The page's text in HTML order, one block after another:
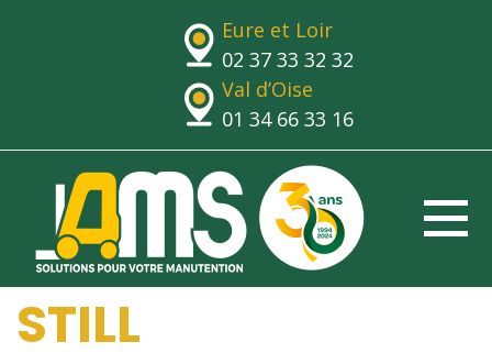
Eure et Loir
02 37 33 32 32
Val d’Oise
01 34 66 33 16
STILL